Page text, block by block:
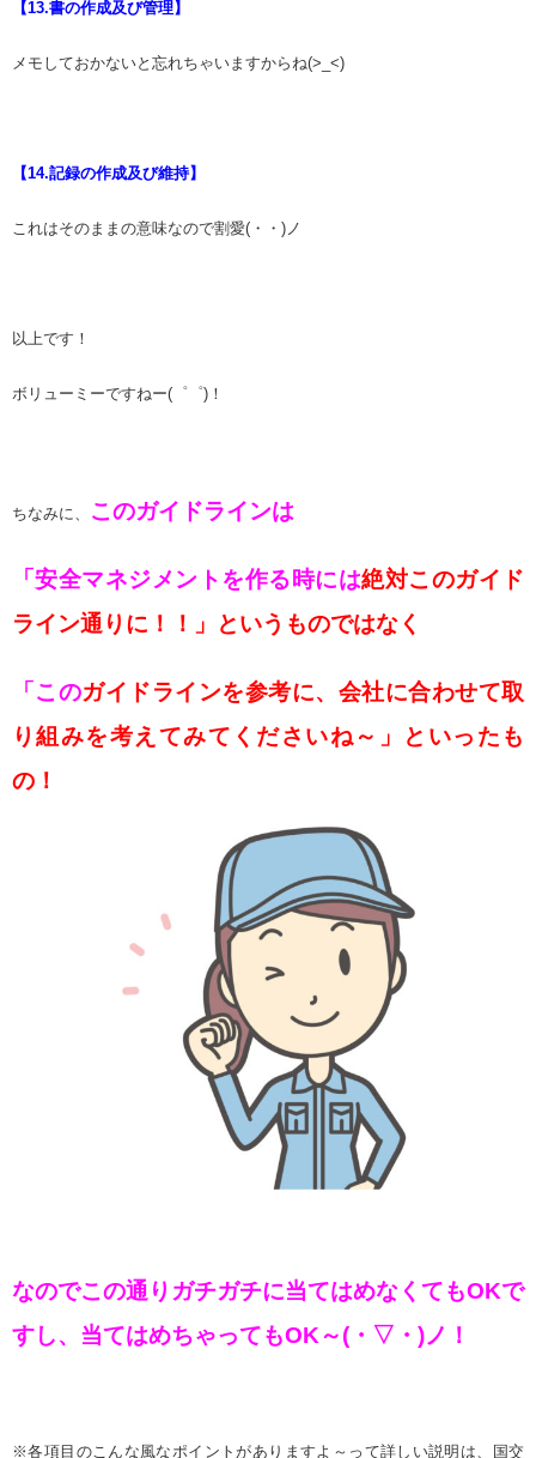
【13.書の作成及び管理】
メモしておかないと忘れちゃいますからね(>_<)
【14.記録の作成及び維持】
これはそのままの意味なので割愛(・・)ノ
以上です！
ボリューミーですねー(゜゜)！
ちなみに、 このガイドラインは
「安全マネジメントを作る時には絶対このガイド
ライン通りに！！」というものではなく
「このガイドラインを参考に、会社に合わせて取
り組みを考えてみてくださいね～」といったも
の！
なのでこの通りガチガチに当てはめなくてもOKで
すし、当てはめちゃってもOK～(・▽・)ノ！
※各項目のこんな風なポイントがありますよ～って詳しい説明は、国交